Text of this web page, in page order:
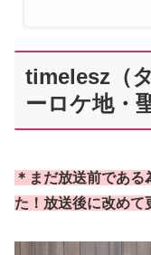
timelesz（
ーロケ地・
＊まだ放送前であ
た！放送後に改めて